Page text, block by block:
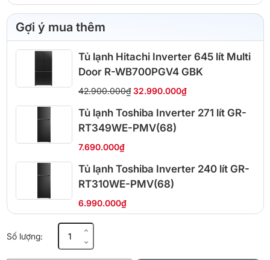
Gợi ý mua thêm
Tủ lạnh Hitachi Inverter 645 lít Multi
Door R-WB700PGV4 GBK
42.900.000₫ 32.990.000₫
Tủ lạnh Toshiba Inverter 271 lít GR-
RT349WE-PMV(68)
7.690.000₫
Tủ lạnh Toshiba Inverter 240 lít GR-
RT310WE-PMV(68)
6.990.000₫
Số lượng:lạnh